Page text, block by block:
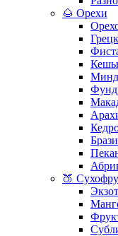
🌰 Орехи
🍑